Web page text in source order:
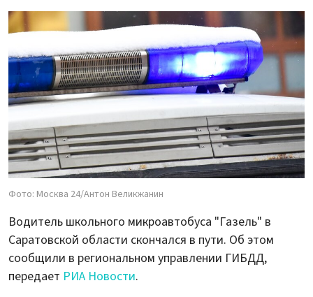
Фото: Москва 24/Антон Великжанин
Водитель школьного микроавтобуса "Газель" в
Саратовской области скончался в пути. Об этом
сообщили в региональном управлении ГИБДД,
передает РИА Новости.